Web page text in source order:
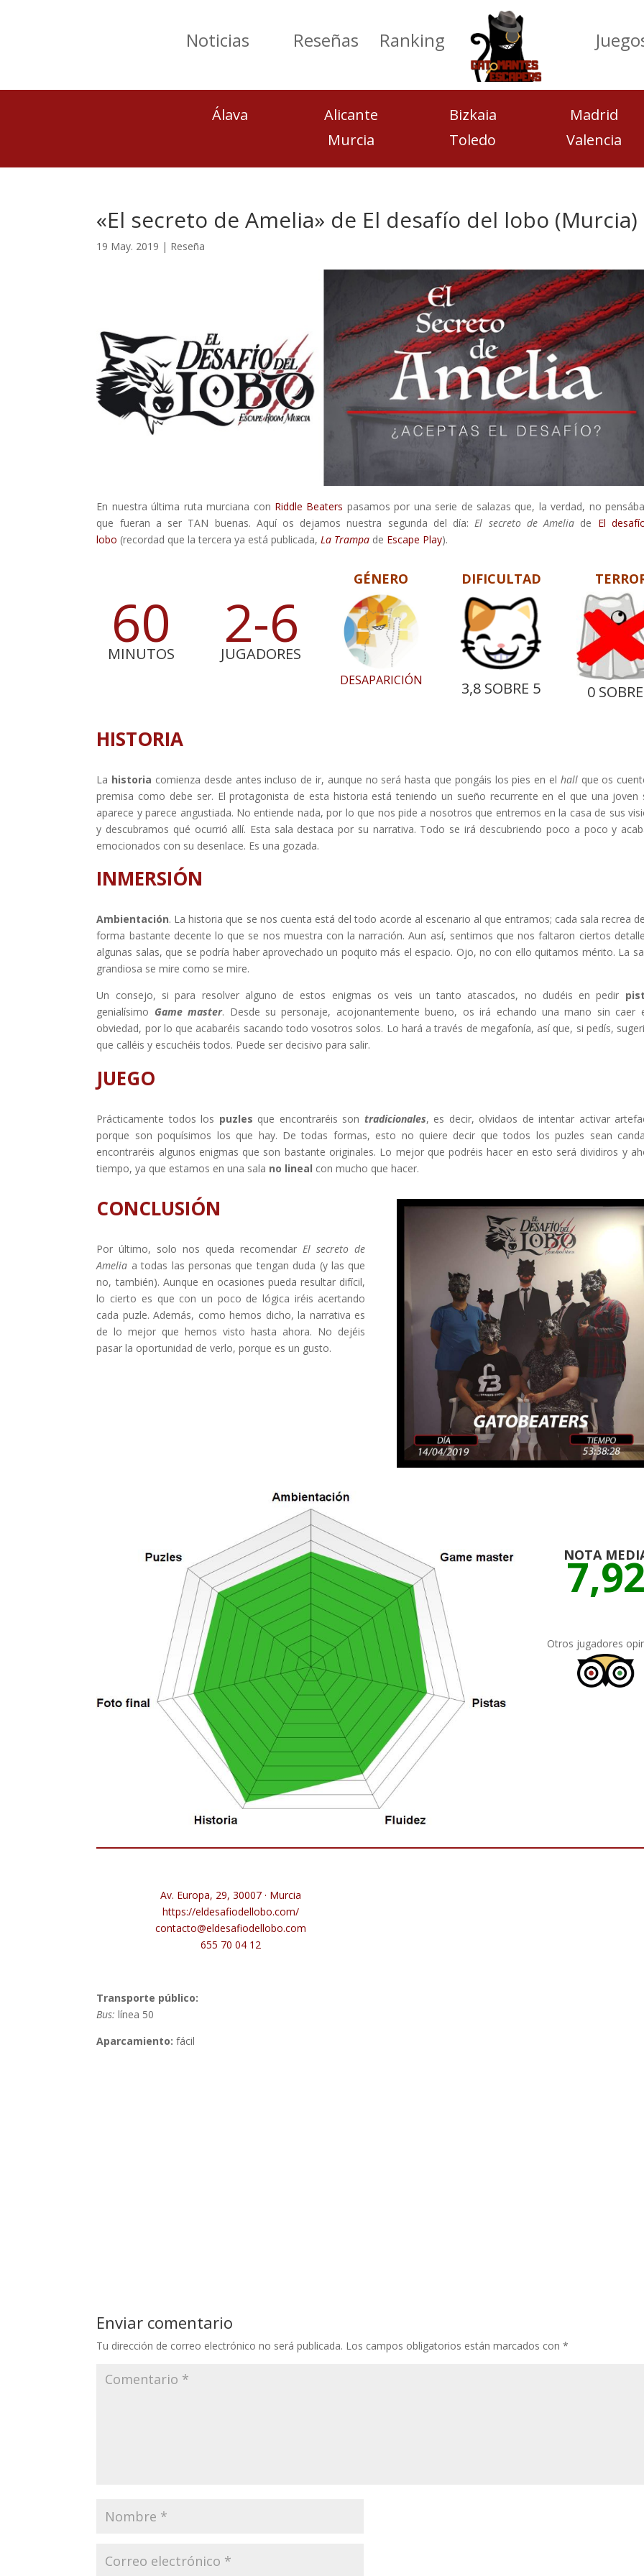
Noticias Reseñas Ranking
Álava
Alicante
Murcia
Bizkaia
Toledo
Madrid
Valencia
«El secreto de Amelia» de El desafío del lobo (Murcia)
19 May. 2019 | Reseña
En nuestra última ruta murciana con Riddle Beaters pasamos por una serie de salazas que, la verdad, no
que fueran a ser TAN buenas. Aquí os dejamos nuestra segunda del día: El secreto de Amelia de El
lobo (recordad que la tercera ya está publicada, La Trampa de Escape Play).
60
MINUTOS 2-6
JUGADORES
GÉNERO
DESAPARICIÓN
DIFICULTAD
3,8 SOBRE 5 0
HISTORIA
La historia comienza desde antes incluso de ir, aunque no será hasta que pongáis los pies en el hall que os
premisa como debe ser. El protagonista de esta historia está teniendo un sueño recurrente en el que una joven
aparece y parece angustiada. No entiende nada, por lo que nos pide a nosotros que entremos en la casa de sus
y descubramos qué ocurrió allí. Esta sala destaca por su narrativa. Todo se irá descubriendo poco a poco y
emocionados con su desenlace. Es una gozada.
INMERSIÓN
Ambientación. La historia que se nos cuenta está del todo acorde al escenario al que entramos; cada sala recrea
forma bastante decente lo que se nos muestra con la narración. Aun así, sentimos que nos faltaron ciertos
algunas salas, que se podría haber aprovechado un poquito más el espacio. Ojo, no con ello quitamos mérito. La
grandiosa se mire como se mire.
Un consejo, si para resolver alguno de estos enigmas os veis un tanto atascados, no dudéis en pedir
genialísimo Game master. Desde su personaje, acojonantemente bueno, os irá echando una mano sin caer
obviedad, por lo que acabaréis sacando todo vosotros solos. Lo hará a través de megafonía, así que, si pedís,
que calléis y escuchéis todos. Puede ser decisivo para salir.
JUEGO
Prácticamente todos los puzles que encontraréis son tradicionales, es decir, olvidaos de intentar activar
porque son poquísimos los que hay. De todas formas, esto no quiere decir que todos los puzles sean
encontraréis algunos enigmas que son bastante originales. Lo mejor que podréis hacer en esto será dividiros y
tiempo, ya que estamos en una sala no lineal con mucho que hacer.
CONCLUSIÓN
Por último, solo nos queda recomendarEl secreto de
Amelia a todas las personas que tengan duda (y las que
no, también). Aunque en ocasiones pueda resultar difícil,
lo cierto es que con un poco de lógica iréis acertando
cada puzle. Además, como hemos dicho, la narrativa es
de lo mejor que hemos visto hasta ahora. No dejéis
pasar la oportunidad de verlo, porque es un gusto.
NOTA
Otros jugadores
Av. Europa, 29, 30007 · Murcia
https://eldesafiodellobo.com/
contacto@eldesafiodellobo.com
655 70 04 12
Transporte público:
Bus:línea 50
Aparcamiento: fácil
Enviar comentario
Tu dirección de correo electrónico no será publicada. Los campos obligatorios están marcados con*